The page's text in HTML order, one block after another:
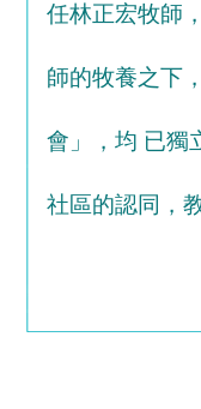
任林正宏牧師
師的牧養之下
會」，均 已獨
社區的認同，